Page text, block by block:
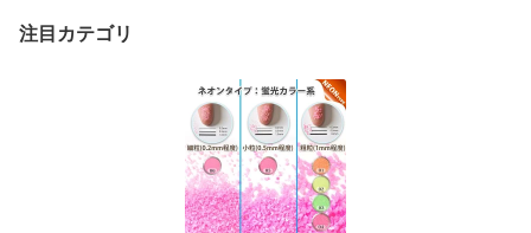
貨 インテリアグリーン
インテリア キャンドル
注目カテゴリ